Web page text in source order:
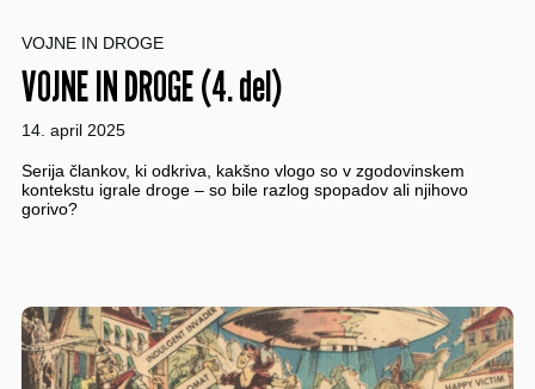
VOJNE IN DROGE
VOJNE IN DROGE (4. del)
14. april 2025
Serija člankov, ki odkriva, kakšno vlogo so v zgodovinskem
kontekstu igrale droge – so bile razlog spopadov ali njihovo
gorivo?